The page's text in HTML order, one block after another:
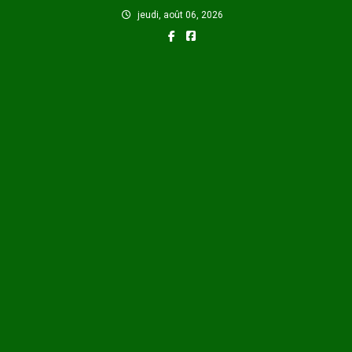
jeudi, août 06, 2026